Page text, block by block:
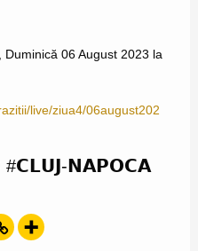
06 August 2023 la
live/ziua4/06august202
𝗡𝗔𝗣𝗢𝗖𝗔